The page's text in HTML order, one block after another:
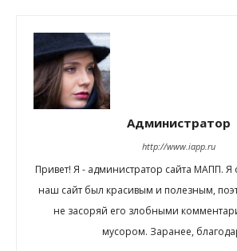
Администратор
http://www.iapp.ru
Привет! Я - администратор сайта МАПП. Я
наш сайт был красивым и полезным,
не засоряй его злобными
мусором. Заранее,